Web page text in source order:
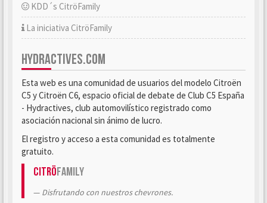
KDD´s CitröFamily
La iniciativa CitröFamily
HYDRACTIVES.COM
Esta web es una comunidad de usuarios del modelo Citroën
C5 y Citroën C6, espacio oficial de debate de Club C5 España
- Hydractives, club automovilístico registrado como
asociación nacional sin ánimo de lucro.
El registro y acceso a esta comunidad es totalmente
gratuito.
CitröFamily
Disfrutando con nuestros chevrones.